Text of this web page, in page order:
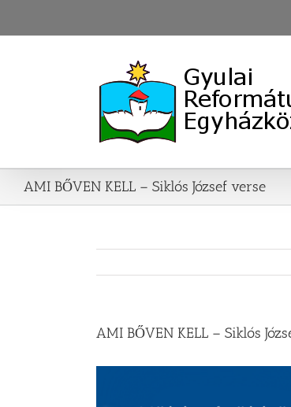
to
AMI BŐVEN KELL – Siklós József verse
AMI BŐVEN KELL – Siklós